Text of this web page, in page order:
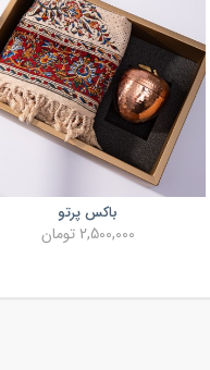
باکس پرتو
2,500,000 تومان